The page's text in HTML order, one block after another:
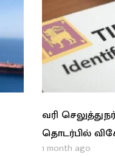
வரி
தொடர்பில்
1 month ago